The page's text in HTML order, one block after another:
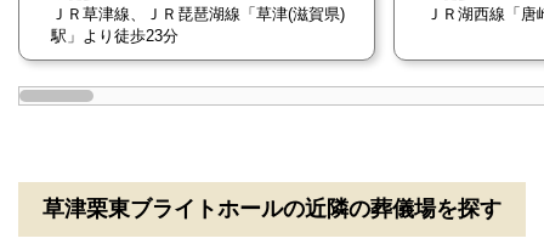
い方におすすめの葬儀場です。
草津ブライトホール【草津駅西】をご利用の際の注意
ＪＲ草津線、ＪＲ琵琶湖線「草津(滋賀県)
駅」より徒歩23分
ＪＲ湖西線「
草津栗東ブライトホールの近隣の葬儀場を探す